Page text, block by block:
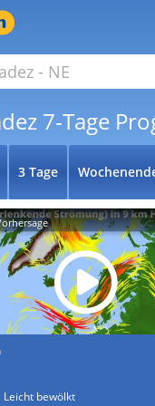
7-Tage
3 Tage
Leicht bewölkt